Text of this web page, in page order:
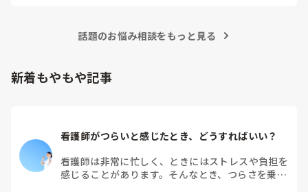
話題のお悩み相談をもっと見る
新着もやもや記事
看護師がつらいと感じたとき、どうすればいい？
看護師は非常に忙しく、ときにはストレスや負担を
感じることがあります。そんなとき、つらさを乗り